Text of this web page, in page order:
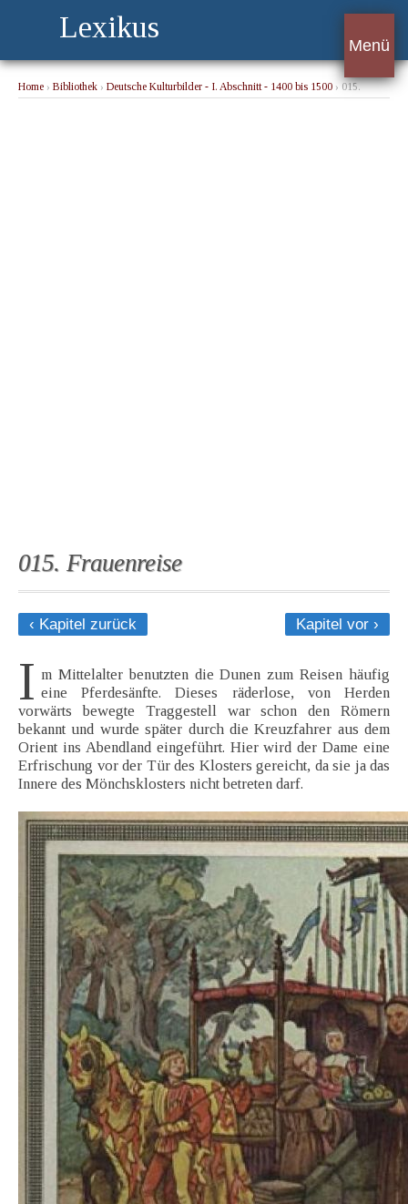
Lexikus
Menü
Home › Bibliothek › Deutsche Kulturbilder - I. Abschnitt - 1400 bis 1500 › 015.
015. Frauenreise
‹ Kapitel zurück Kapitel vor ›
I m Mittelalter benutzten die Dunen zum Reisen häufig
eine Pferdesänfte. Dieses räderlose, von Herden
vorwärts bewegte Traggestell war schon den Römern
bekannt und wurde später durch die Kreuzfahrer aus dem
Orient ins Abendland eingeführt. Hier wird der Dame eine
Erfrischung vor der Tür des Klosters gereicht, da sie ja das
Innere des Mönchsklosters nicht betreten darf.